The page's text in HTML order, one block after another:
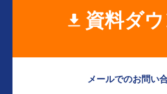
資料ダ
メールでのお問い